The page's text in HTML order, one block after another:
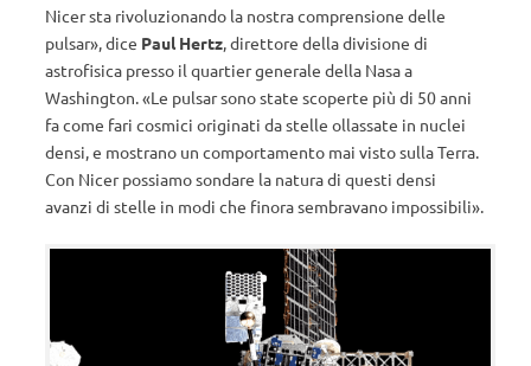
Nicer sta rivoluzionando la nostra comprensione delle
pulsar», dice Paul Hertz, direttore della divisione di
astrofisica presso il quartier generale della Nasa a
Washington. «Le pulsar sono state scoperte più di 50 anni
fa come fari cosmici originati da stelle ollassate in nuclei
densi, e mostrano un comportamento mai visto sulla Terra.
Con Nicer possiamo sondare la natura di questi densi
avanzi di stelle in modi che finora sembravano impossibili».